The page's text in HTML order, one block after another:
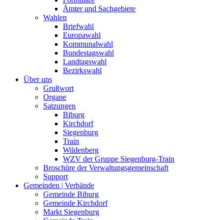
Ämter und Sachgebiete
Wahlen
Briefwahl
Europawahl
Kommunalwahl
Bundestagswahl
Landtagswahl
Bezirkswahl
Über uns
Grußwort
Organe
Satzungen
Biburg
Kirchdorf
Siegenburg
Train
Wildenberg
WZV der Gruppe Siegenburg-Train
Broschüre der Verwaltungsgemeinschaft
Support
Gemeinden | Verbände
Gemeinde Biburg
Gemeinde Kirchdorf
Markt Siegenburg